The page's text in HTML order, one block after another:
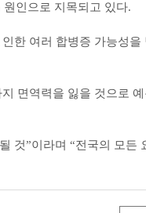
인으로 지목되고 있다.
한 여러 합병증 가능성을
면역력을 잃을 것으로
것”이라며 “전국의 모든